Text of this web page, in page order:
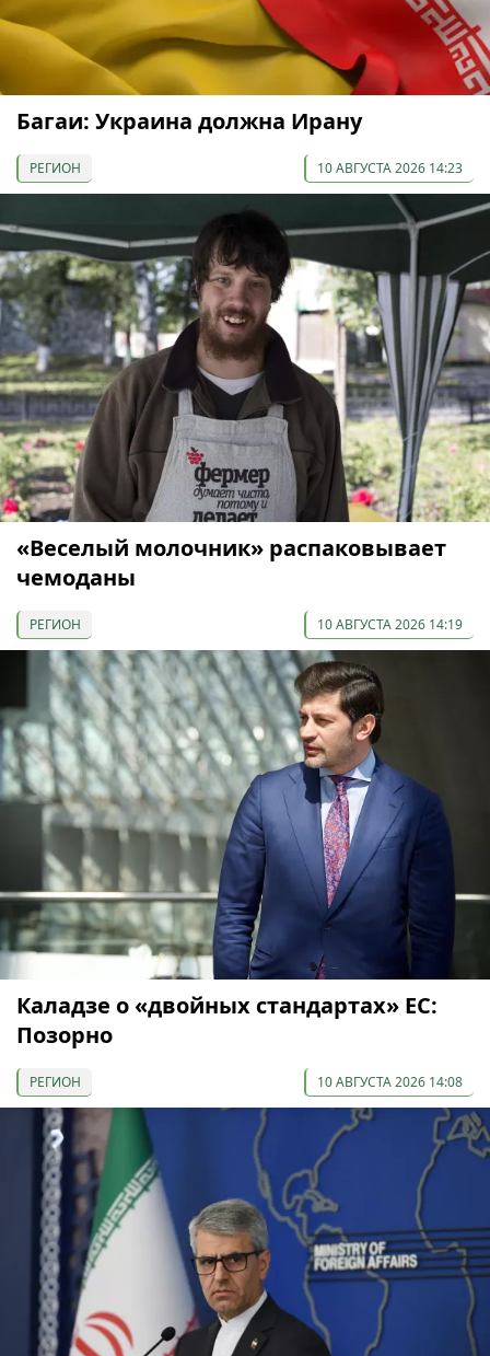
Багаи: Украина должна Ирану
РЕГИОН 10 АВГУСТА 2026 14:23
«Веселый молочник» распаковывает
чемоданы
РЕГИОН 10 АВГУСТА 2026 14:19
Каладзе о «двойных стандартах» ЕС:
Позорно
РЕГИОН 10 АВГУСТА 2026 14:08